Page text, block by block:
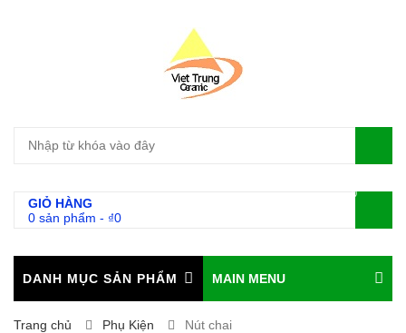
GIỎ HÀNG
0 sản phẩm - ₫0
0
DANH MỤC SẢN PHẨM MAIN MENU
Trang chủ Phụ Kiện Nút chai